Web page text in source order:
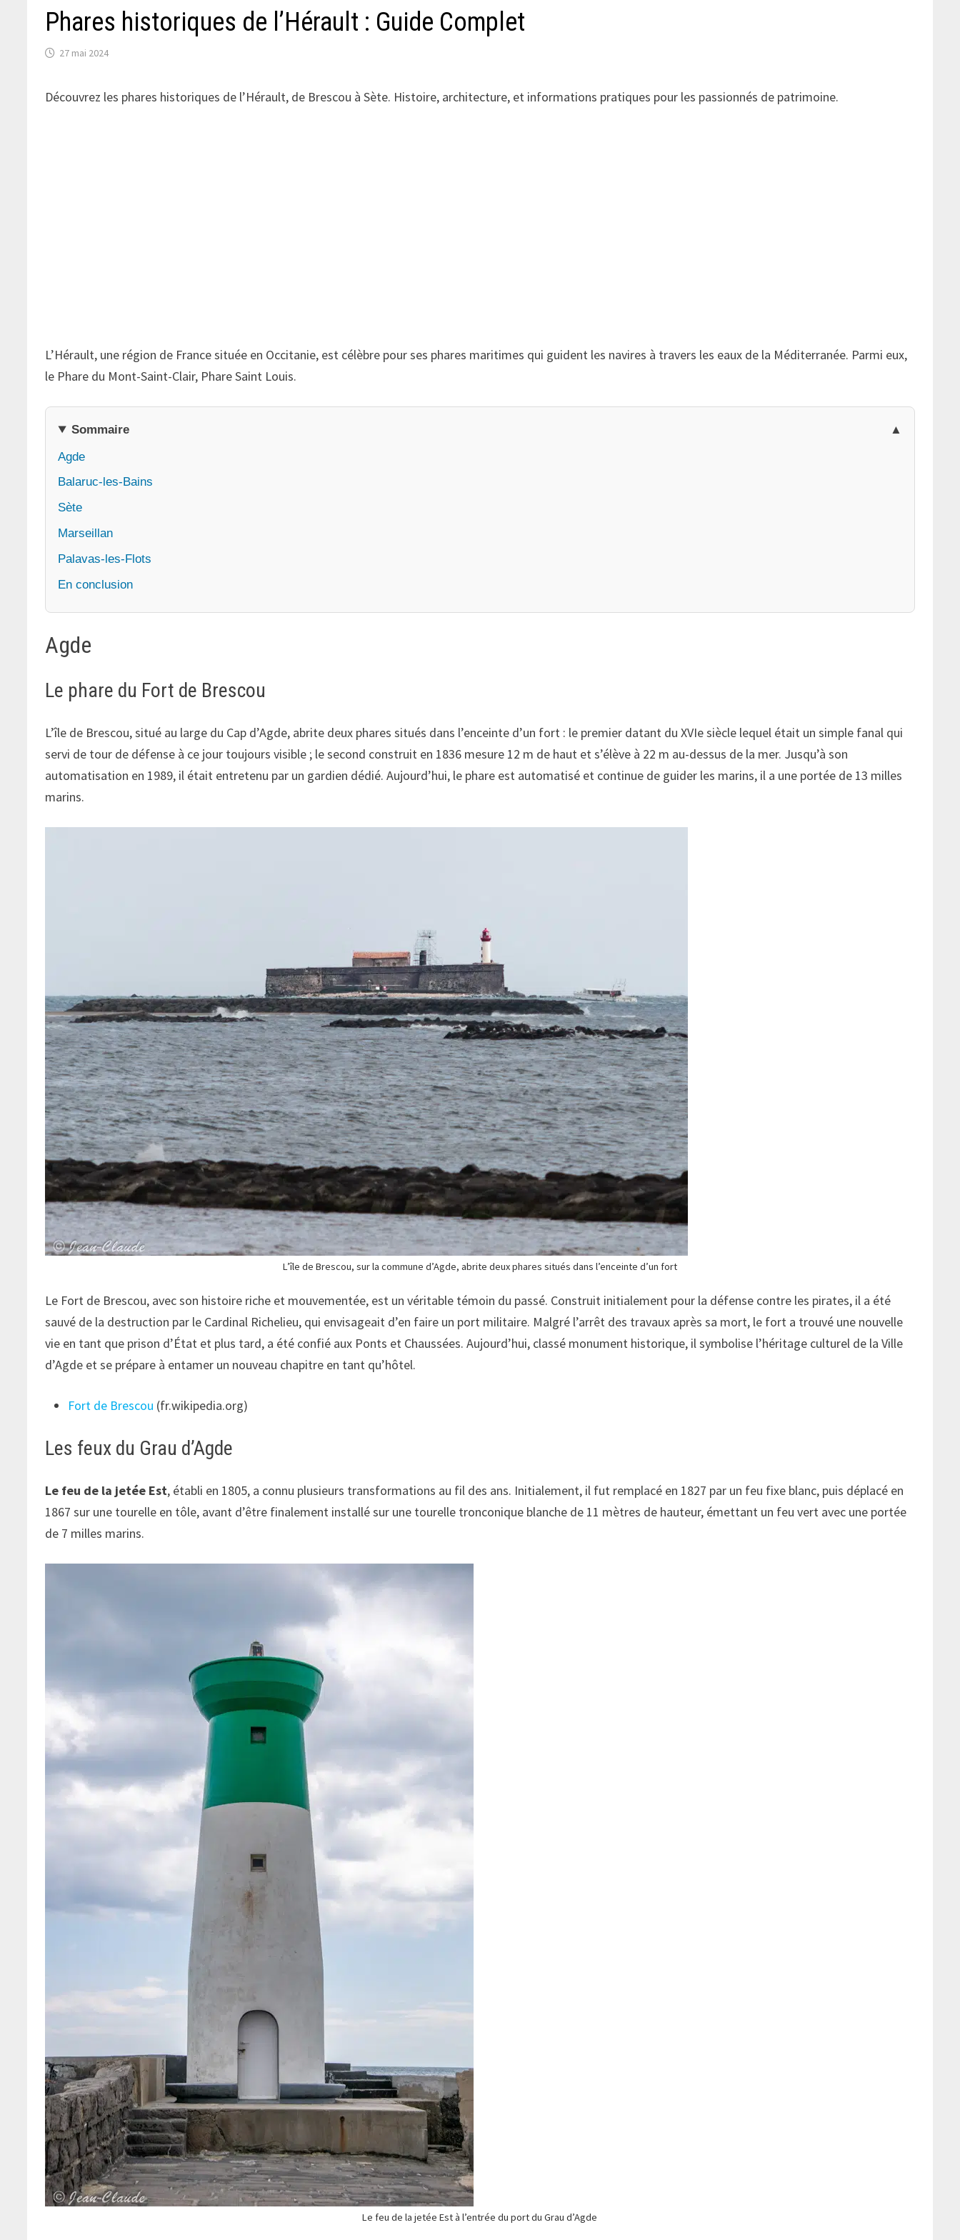
Phares historiques de l’Hérault : Guide Complet
27 mai 2024
Découvrez les phares historiques de l’Hérault, de Brescou à Sète. Histoire, architecture, et informations pratiques pour les passionnés de patrimoine.
L’Hérault, une région de France située en Occitanie, est célèbre pour ses phares maritimes qui guident les navires à travers les eaux de la Méditerranée. Parmi eux,
le Phare du Mont-Saint-Clair, Phare Saint Louis.
Sommaire
Agde
Balaruc-les-Bains
Sète
Marseillan
Palavas-les-Flots
En conclusion
Agde
Le phare du Fort de Brescou
L’île de Brescou, situé au large du Cap d’Agde, abrite deux phares situés dans l’enceinte d’un fort : le premier datant du XVIe siècle lequel était un simple fanal qui
servi de tour de défense à ce jour toujours visible ; le second construit en 1836 mesure 12 m de haut et s’élève à 22 m au-dessus de la mer. Jusqu’à son
automatisation en 1989, il était entretenu par un gardien dédié. Aujourd’hui, le phare est automatisé et continue de guider les marins, il a une portée de 13 milles
marins.
L’île de Brescou, sur la commune d’Agde, abrite deux phares situés dans l’enceinte d’un fort
Le Fort de Brescou, avec son histoire riche et mouvementée, est un véritable témoin du passé. Construit initialement pour la défense contre les pirates, il a été
sauvé de la destruction par le Cardinal Richelieu, qui envisageait d’en faire un port militaire. Malgré l’arrêt des travaux après sa mort, le fort a trouvé une nouvelle
vie en tant que prison d’État et plus tard, a été confié aux Ponts et Chaussées. Aujourd’hui, classé monument historique, il symbolise l’héritage culturel de la Ville
d’Agde et se prépare à entamer un nouveau chapitre en tant qu’hôtel.
Fort de Brescou (fr.wikipedia.org)
Les feux du Grau d’Agde
Le feu de la jetée Est, établi en 1805, a connu plusieurs transformations au fil des ans. Initialement, il fut remplacé en 1827 par un feu fixe blanc, puis déplacé en
1867 sur une tourelle en tôle, avant d’être finalement installé sur une tourelle tronconique blanche de 11 mètres de hauteur, émettant un feu vert avec une portée
de 7 milles marins.
Le feu de la jetée Est à l’entrée du port du Grau d’Agde